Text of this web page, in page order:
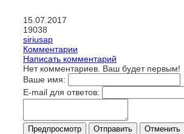
15.07.2017
19038
siriusap
Комментарии
Написать комментарий
Нет комментариев. Ваш будет первым!
Ваше имя:
E-mail для ответов: